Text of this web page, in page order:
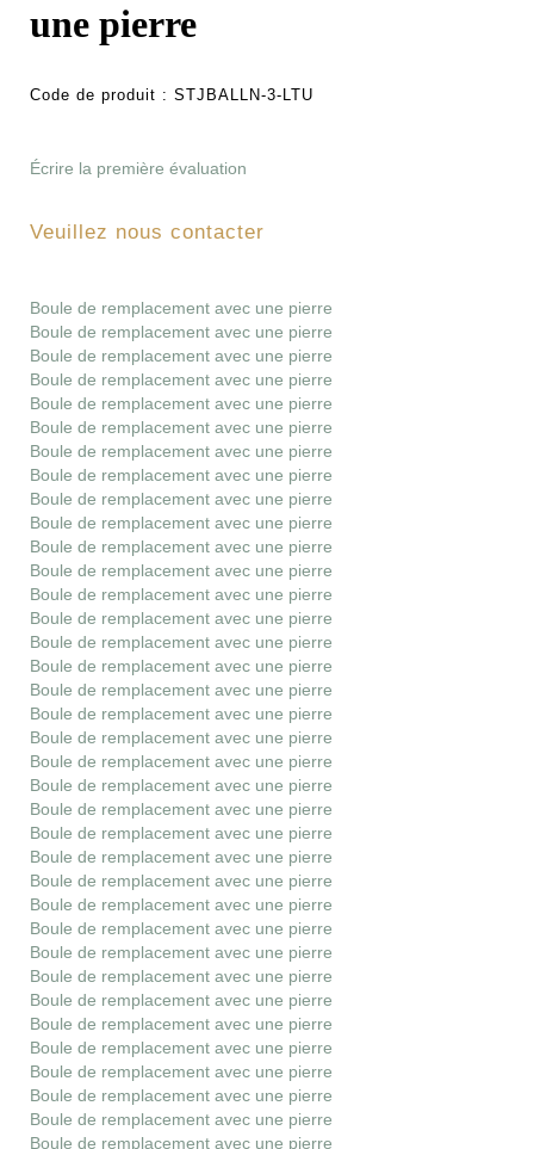
une pierre
Code de produit : STJBALLN-3-LTU
Écrire la première évaluation
Veuillez nous contacter
Boule de remplacement avec une pierre
Boule de remplacement avec une pierre
Boule de remplacement avec une pierre
Boule de remplacement avec une pierre
Boule de remplacement avec une pierre
Boule de remplacement avec une pierre
Boule de remplacement avec une pierre
Boule de remplacement avec une pierre
Boule de remplacement avec une pierre
Boule de remplacement avec une pierre
Boule de remplacement avec une pierre
Boule de remplacement avec une pierre
Boule de remplacement avec une pierre
Boule de remplacement avec une pierre
Boule de remplacement avec une pierre
Boule de remplacement avec une pierre
Boule de remplacement avec une pierre
Boule de remplacement avec une pierre
Boule de remplacement avec une pierre
Boule de remplacement avec une pierre
Boule de remplacement avec une pierre
Boule de remplacement avec une pierre
Boule de remplacement avec une pierre
Boule de remplacement avec une pierre
Boule de remplacement avec une pierre
Boule de remplacement avec une pierre
Boule de remplacement avec une pierre
Boule de remplacement avec une pierre
Boule de remplacement avec une pierre
Boule de remplacement avec une pierre
Boule de remplacement avec une pierre
Boule de remplacement avec une pierre
Boule de remplacement avec une pierre
Boule de remplacement avec une pierre
Boule de remplacement avec une pierre
Boule de remplacement avec une pierre